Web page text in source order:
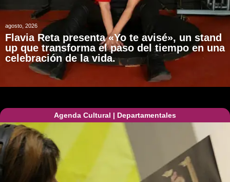
agosto, 2026
Flavia Reta presenta «Yo te avisé», un stand
up que transforma el paso del tiempo en una
celebración de la vida.
Agenda Cultural | Departamentales